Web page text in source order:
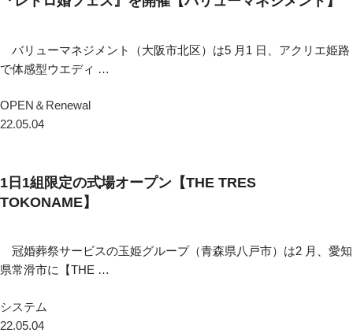
バリューマネジメント（大阪市北区）は5 月1 日、アクリエ姫路
で体感型ウエディ …
OPEN＆Renewal
22.05.04
1日1組限定の式場オープン【THE TRES
TOKONAME】
冠婚葬祭サービスの玉姫グループ（青森県八戸市）は2 月、愛知
県常滑市に【THE …
システム
22.05.04